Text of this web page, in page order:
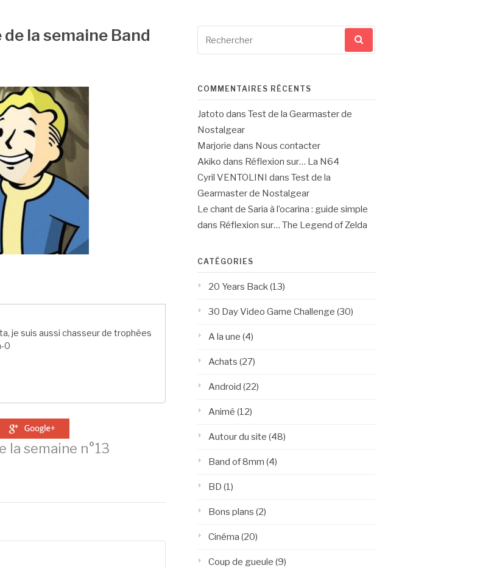
la semaine Band
je suis aussi chasseur de trophées
0
la semaine n°13
pour
COMMENTAIRES RÉCENTS
Jatoto dans Test de la Gearmaster de
Nostalgear
Marjorie dans Nous contacter
Akiko dans Réflexion sur… La N64
Cyril VENTOLINI dans Test de la
Gearmaster de Nostalgear
Le chant de Saria à l’ocarina : guide simple
dans Réflexion sur… The Legend of Zelda
CATÉGORIES
20 Years Back (13)
30 Day Video Game Challenge (30)
A la une (4)
Achats (27)
Android (22)
Animé (12)
Autour du site (48)
Band of 8mm (4)
BD (1)
Bons plans (2)
Cinéma (20)
Coup de gueule (9)